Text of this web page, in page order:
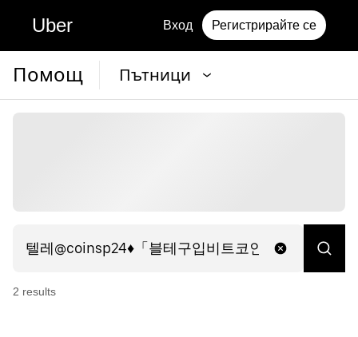
Uber Вход Регистрирайте се
Помощ Пътници
2 results